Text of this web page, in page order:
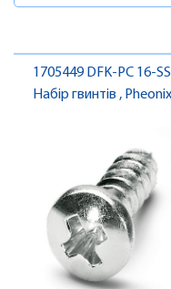
1705449 DFK-PC 16-SS
Набір гвинтів , Pheonix